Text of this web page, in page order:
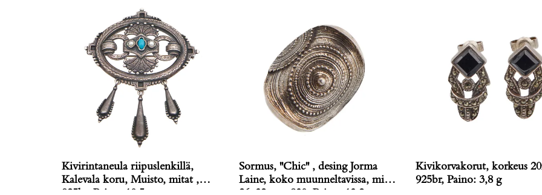
Kivirintaneula riipuslenkillä,
Kalevala koru, Muisto, mitat ,
Sormus, ''Chic'' , desing Jorma
Laine, koko muunneltavissa, mitat
Kivikorvakorut, korkeus
925br, Paino: 3,8 g